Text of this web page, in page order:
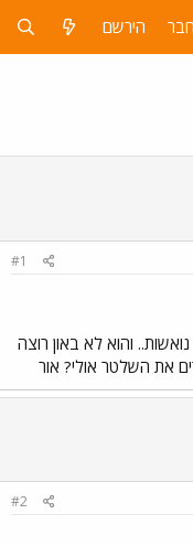
הירשם
#1
והוא לא באון רוצה
את השלטר אולי? אור
#2